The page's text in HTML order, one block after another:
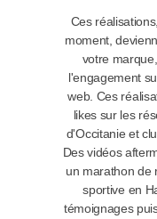
Ces
moment,
votre
l'engagement
web. Ces
likes sur les
d'Occitanie et
Des vidéos
un marathon de
sportive en
témoignages